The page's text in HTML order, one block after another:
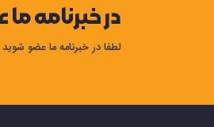
در خبرنامه
لطفا در خبرنامه ما عضو